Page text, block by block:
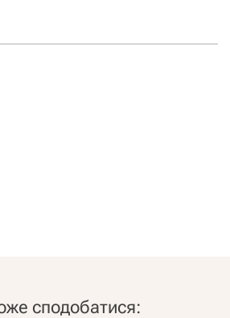
сподобатися: